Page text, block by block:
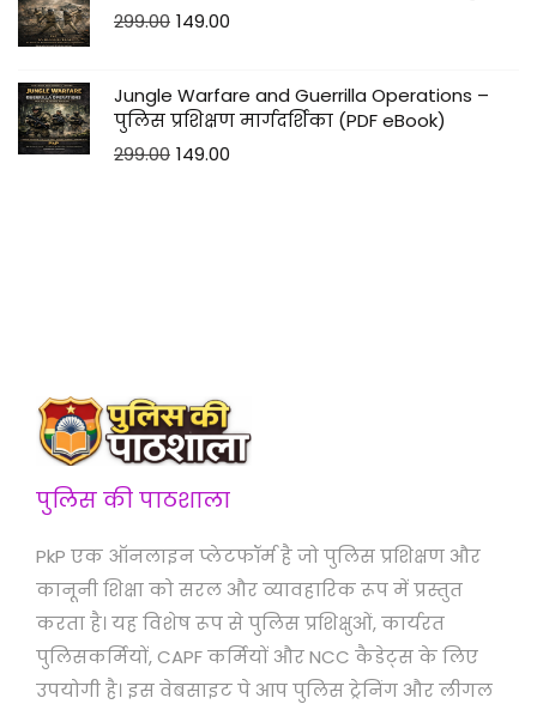
299.00 149.00
Jungle Warfare and Guerrilla Operations –
पुलिस प्रशिक्षण मार्गदर्शिका (PDF eBook)
299.00 149.00
पुलिस की पाठशाला
PkP एक ऑनलाइन प्लेटफॉर्म है जो पुलिस प्रशिक्षण और
कानूनी शिक्षा को सरल और व्यावहारिक रूप में प्रस्तुत
करता है। यह विशेष रूप से पुलिस प्रशिक्षुओं, कार्यरत
पुलिसकर्मियों, CAPF कर्मियों और NCC कैडेट्स के लिए
उपयोगी है। इस वेबसाइट पे आप पुलिस ट्रेनिंग और लीगल